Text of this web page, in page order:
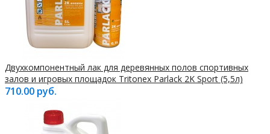
Двухкомпонентный лак для деревянных полов спортивных
залов и игровых площадок Tritonex Parlack 2K Sport (5,5л)
710.00 руб.